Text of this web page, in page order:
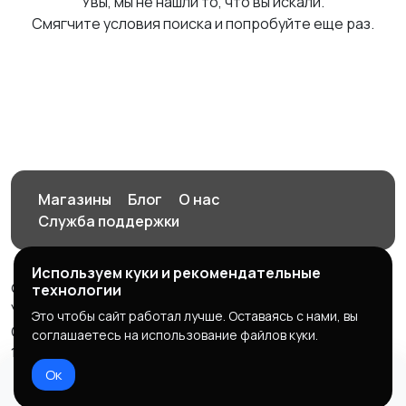
Смягчите условия поиска и попробуйте еще раз.
Магазины Блог
О нас
Служба поддержки
© 2026 Орен-АЙ - Авто | Недвижимость | Работа |
Услуги
Создал Карусов Е.С ООО "ЦПК" ИНН 5609203278 ОГРН
1235600008841
Правила сервиса
Используем куки и рекомендательные
технологии
Это чтобы сайт работал лучше. Оставаясь с нами, вы
соглашаетесь на использование файлов куки.
Ок